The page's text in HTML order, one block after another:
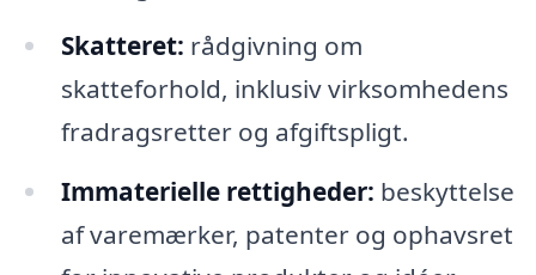
Skatteret: rådgivning om
skatteforhold, inklusiv virksomhedens
fradragsretter og afgiftspligt.
Immaterielle rettigheder: beskyttelse
af varemærker, patenter og ophavsret